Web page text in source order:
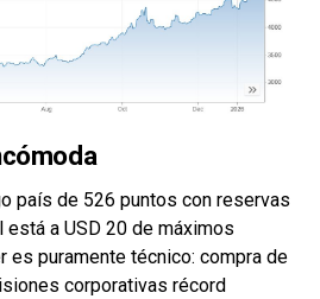
país de 526 puntos con reservas
está a USD 20 de máximos
es puramente técnico: compra de
corporativas récord